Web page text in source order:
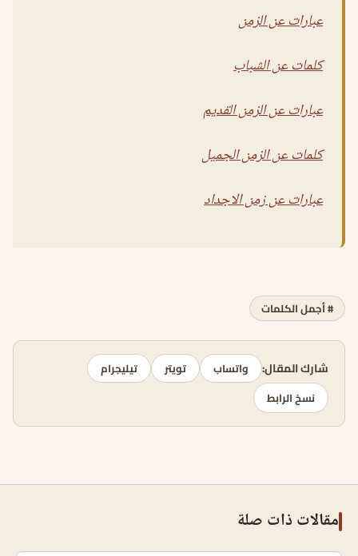
عبارات عن الزمن
كلمات عن الشباب
عبارات عن الزمن القديم
كلمات عن الزمن الجميل
عبارات عن زمن الاجداد
# أجمل الكلمات
شارك المقال: واتساب تويتر
تيليجرام
نسخ الرابط
مقالات ذات صلة